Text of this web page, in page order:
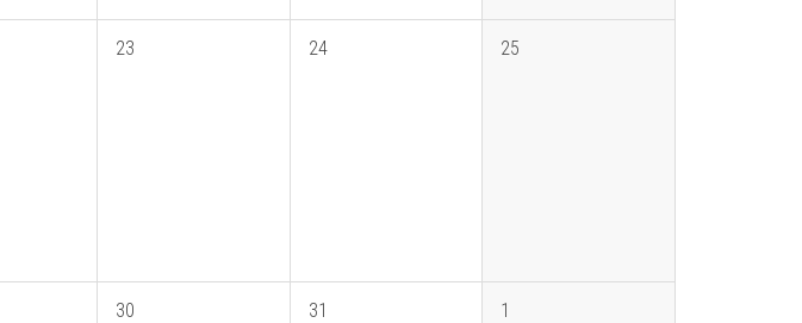
23 24 25
30 31 1